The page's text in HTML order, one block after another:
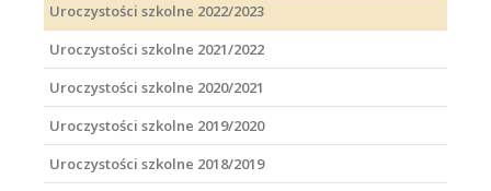
Uroczystości szkolne 2022/2023
Uroczystości szkolne 2021/2022
Uroczystości szkolne 2020/2021
Uroczystości szkolne 2019/2020
Uroczystości szkolne 2018/2019